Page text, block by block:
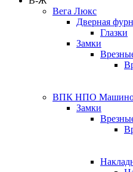
Вега Люкс
Дверная
Глазки
Замки
ВПК НПО
Замки